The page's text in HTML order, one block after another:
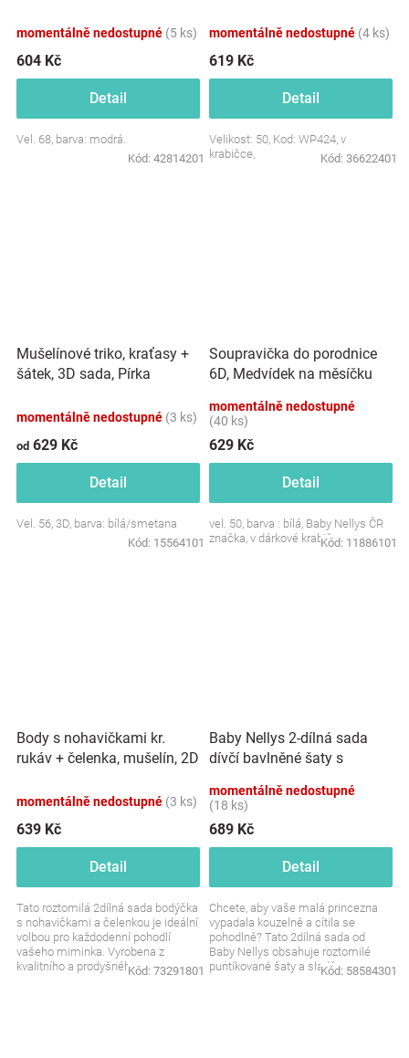
momentálně nedostupné (5 ks)
604 Kč
Detail
Vel. 68, barva: modrá.
Kód: 42814201
Pampeliška, vel. 50
momentálně nedostupné (4 ks)
619 Kč
Detail
Velikost: 50, Kod: WP424, v
krabičce,
Kód: 36622401
Mušelínové triko, kraťasy +
šátek, 3D sada, Pírka
momentálně nedostupné (3 ks)
od 629 Kč
Detail
Vel. 56, 3D, barva: bílá/smetana
Kód: 15564101
Soupravička do porodnice
6D, Medvídek na měsíčku
momentálně nedostupné
(40 ks)
629 Kč
Detail
vel. 50, barva : bílá, Baby Nellys ČR
značka, v dárkové krabičce
Kód: 11886101
Body s nohavičkami kr.
rukáv + čelenka, mušelín, 2D
momentálně nedostupné (3 ks)
639 Kč
Detail
Tato roztomilá 2dílná sada bodýčka
s nohavičkami a čelenkou je ideální
volbou pro každodenní pohodlí
vašeho miminka. Vyrobena z
kvalitního a prodyšnéhoKód: 73291801
Baby Nellys 2-dílná sada
dívčí bavlněné šaty s
momentálně nedostupné
(18 ks)
689 Kč
Detail
Chcete, aby vaše malá princezna
vypadala kouzelně a cítila se
pohodlně? Tato 2dílná sada od
Baby Nellys obsahuje roztomilé
puntíkované šaty a sladěnou
Kód: 58584301